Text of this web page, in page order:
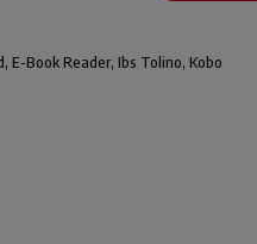
, E-Book Reader, Ibs Tolino, Kobo